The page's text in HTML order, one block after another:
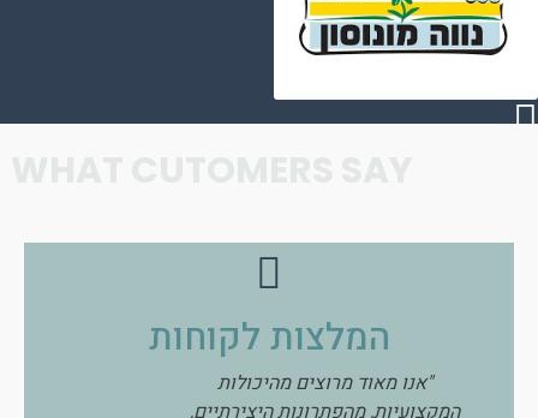
המלצות לקוחות
"אנו מאוד מרוצים מהיכולות
המקצועיות, מהפתרונות היצירתיים,